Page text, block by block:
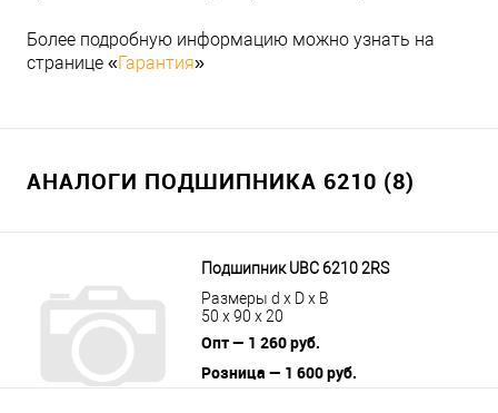
Более подробную информацию можно узнать на
странице «Гарантия»
АНАЛОГИ ПОДШИПНИКА 6210 (8)
Подшипник UBC 6210 2RS
Размеры d x D x B
50 x 90 x 20
Опт — 1 260 руб.
Розница — 1 600 руб.